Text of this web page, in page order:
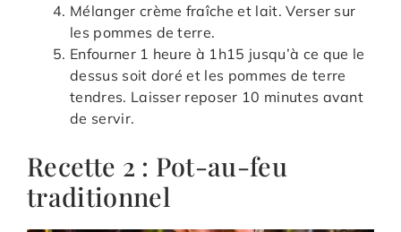
Mélanger crème fraîche et lait. Verser sur
les pommes de terre.
Enfourner 1 heure à 1h15 jusqu’à ce que le
dessus soit doré et les pommes de terre
tendres. Laisser reposer 10 minutes avant
de servir.
Recette 2 : Pot-au-feu
traditionnel